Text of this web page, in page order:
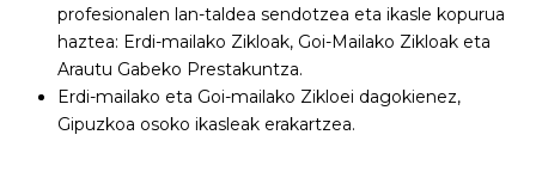
profesionalen lan-taldea sendotzea eta ikasle kopurua
haztea: Erdi-mailako Zikloak, Goi-Mailako Zikloak eta
Arautu Gabeko Prestakuntza.
Erdi-mailako eta Goi-mailako Zikloei dagokienez,
Gipuzkoa osoko ikasleak erakartzea.